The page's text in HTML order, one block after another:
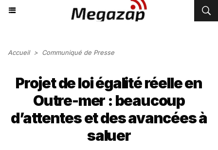
Accueil > Communiqué de Presse
Projet de loi égalité réelle en
Outre-mer : beaucoup
d’attentes et des avancées à
saluer